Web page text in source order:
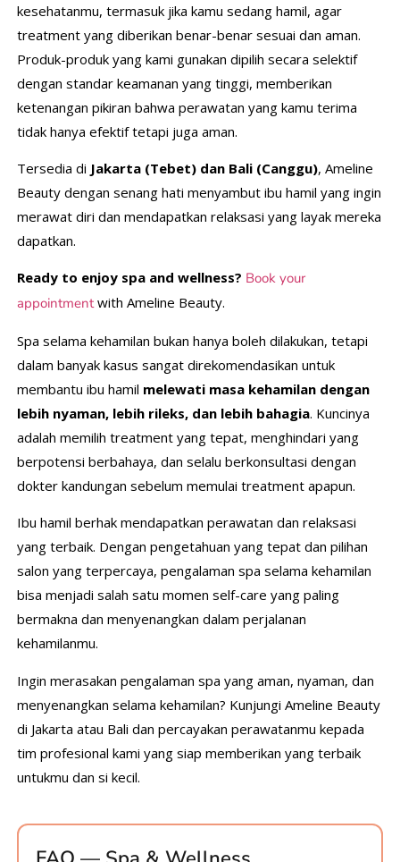
kesehatanmu, termasuk jika kamu sedang hamil, agar
treatment yang diberikan benar-benar sesuai dan aman.
Produk-produk yang kami gunakan dipilih secara selektif
dengan standar keamanan yang tinggi, memberikan
ketenangan pikiran bahwa perawatan yang kamu terima
tidak hanya efektif tetapi juga aman.
Tersedia di Jakarta (Tebet) dan Bali (Canggu), Ameline
Beauty dengan senang hati menyambut ibu hamil yang ingin
merawat diri dan mendapatkan relaksasi yang layak mereka
dapatkan.
Ready to enjoy spa and wellness? Book your
appointmentwith Ameline Beauty.
Spa selama kehamilan bukan hanya boleh dilakukan, tetapi
dalam banyak kasus sangat direkomendasikan untuk
membantu ibu hamil melewati masa kehamilan dengan
lebih nyaman, lebih rileks, dan lebih bahagia. Kuncinya
adalah memilih treatment yang tepat, menghindari yang
berpotensi berbahaya, dan selalu berkonsultasi dengan
dokter kandungan sebelum memulai treatment apapun.
Ibu hamil berhak mendapatkan perawatan dan relaksasi
yang terbaik. Dengan pengetahuan yang tepat dan pilihan
salon yang terpercaya, pengalaman spa selama kehamilan
bisa menjadi salah satu momen self-care yang paling
bermakna dan menyenangkan dalam perjalanan
kehamilanmu.
Ingin merasakan pengalaman spa yang aman, nyaman, dan
menyenangkan selama kehamilan? Kunjungi Ameline Beauty
di Jakarta atau Bali dan percayakan perawatanmu kepada
tim profesional kami yang siap memberikan yang terbaik
untukmu dan si kecil.